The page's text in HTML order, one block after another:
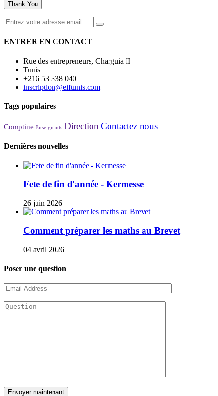
Thank You
ENTRER EN CONTACT
Rue des entrepreneurs, Charguia II
Tunis
+216 53 338 040
inscription@eiftunis.com
Tags populaires
Comptine Enseignants Direction Contactez nous
Dernières nouvelles
Fete de fin d'année - Kermesse
26 juin 2026
Comment préparer les maths au Brevet
04 avril 2026
Poser une question